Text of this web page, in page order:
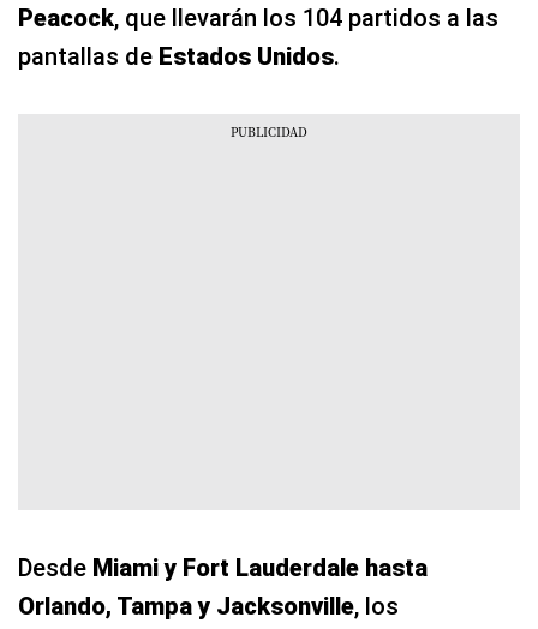
Peacock, que llevarán los 104 partidos a las
pantallas de Estados Unidos.
Desde Miami y Fort Lauderdale hasta
Orlando, Tampa y Jacksonville, los